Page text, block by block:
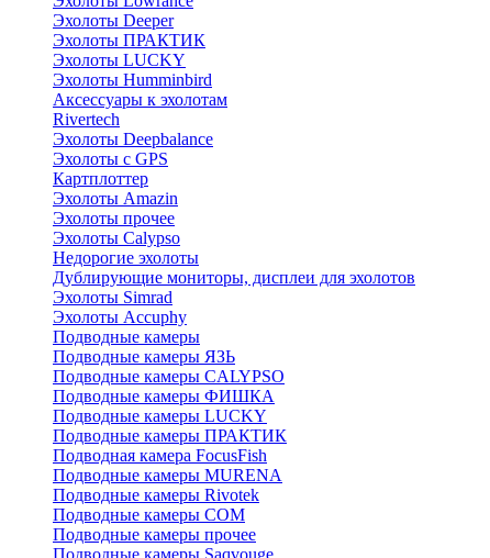
Эхолоты Deeper
Эхолоты ПРАКТИК
Эхолоты LUCKY
Эхолоты Humminbird
Аксессуары к эхолотам
Rivertech
Эхолоты Deepbalance
Эхолоты с GPS
Картплоттер
Эхолоты Amazin
Эхолоты прочее
Эхолоты Calypso
Недорогие эхолоты
Дублирующие мониторы, дисплеи для эхолотов
Эхолоты Simrad
Эхолоты Accuphy
Подводные камеры
Подводные камеры ЯЗЬ
Подводные камеры CALYPSO
Подводные камеры ФИШКА
Подводные камеры LUCKY
Подводные камеры ПРАКТИК
Подводная камера FocusFish
Подводные камеры MURENA
Подводные камеры Rivotek
Подводные камеры СОМ
Подводные камеры прочее
Подводные камеры Saqvouge